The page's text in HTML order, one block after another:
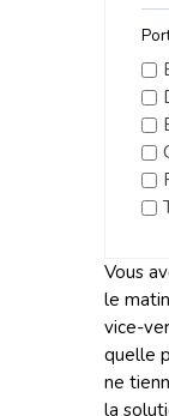
Vous
le
vice-
quelle
ne
la